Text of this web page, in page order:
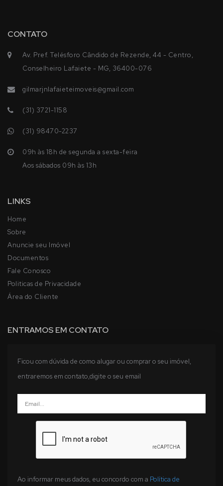
CONTATO
Av. Pref. Telésforo Cândido de Rezende, 44 - Centro,
Conselheiro Lafaiete - MG, 36400-076
gilmarjnlafaieteimoveis@gmail.com
(31) 3721-1158
(31) 98470-2237
09h às 18h de segunda a sexta-feira
Aos sábados 09h às 13h
LINKS
Home
Sobre
Anuncie seu Imóvel
Documentos
Fale Conosco
Politicas de Privacidade
Área do Cliente
ENTRAMOS EM CONTATO
Ficou com dúvida de como alugar ou comprar o seu imóvel,
entraremos em contato,digite o seu email
Ao informar meus dados, eu concordo com a Política de